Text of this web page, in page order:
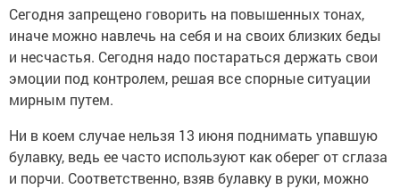
Сегодня запрещено говорить на повышенных тонах,
иначе можно навлечь на себя и на своих близких беды
и несчастья. Сегодня надо постараться держать свои
эмоции под контролем, решая все спорные ситуации
мирным путем.
Ни в коем случае нельзя 13 июня поднимать упавшую
булавку, ведь ее часто используют как оберег от сглаза
и порчи. Соответственно, взяв булавку в руки, можно